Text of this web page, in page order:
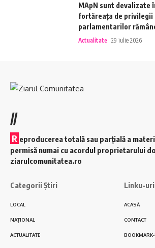
MApN sunt devalizate
fortăreața de privilegii
parlamentarilor
Actualitate 29 iulie 2026
//
R eproducerea totală sau parțială a
permisă numai cu acordul proprietarului
ziarulcomunitatea.ro
Categorii Știri
LOCAL
NAȚIONAL
ACTUALITATE
Linku-
ACASĂ
CONTACT